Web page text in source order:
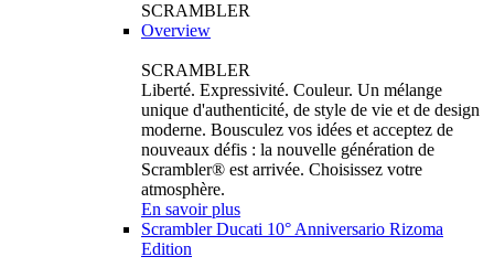
SCRAMBLER
Overview
SCRAMBLER
Liberté. Expressivité. Couleur. Un mélange
unique d'authenticité, de style de vie et de design
moderne. Bousculez vos idées et acceptez de
nouveaux défis : la nouvelle génération de
Scrambler® est arrivée. Choisissez votre
atmosphère.
En savoir plus
Scrambler Ducati 10° Anniversario Rizoma
Edition